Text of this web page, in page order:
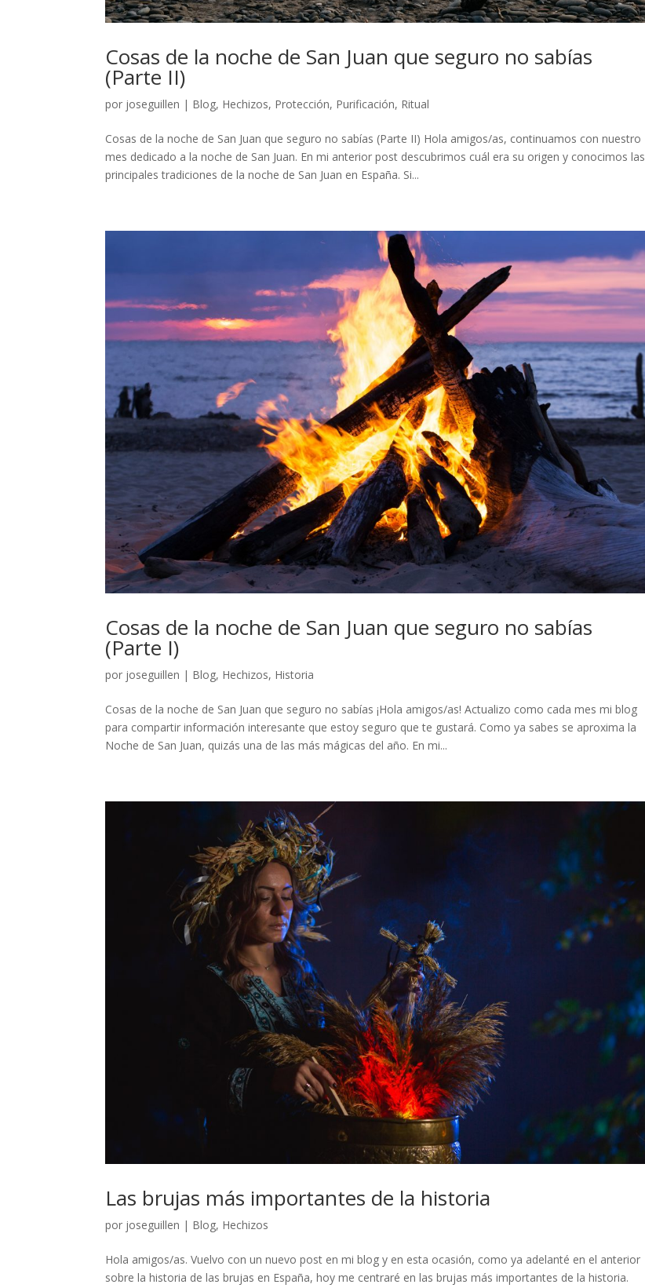
Cosas de la noche de San Juan que seguro no sabías
(Parte II)
por joseguillen | Blog, Hechizos, Protección, Purificación, Ritual
Cosas de la noche de San Juan que seguro no sabías (Parte II) Hola amigos/as, continuamos con nuestro
mes dedicado a la noche de San Juan. En mi anterior post descubrimos cuál era su origen y conocimos las
principales tradiciones de la noche de San Juan en España. Si...
Cosas de la noche de San Juan que seguro no sabías
(Parte I)
por joseguillen | Blog, Hechizos, Historia
Cosas de la noche de San Juan que seguro no sabías ¡Hola amigos/as! Actualizo como cada mes mi blog
para compartir información interesante que estoy seguro que te gustará. Como ya sabes se aproxima la
Noche de San Juan, quizás una de las más mágicas del año. En mi...
Las brujas más importantes de la historia
por joseguillen | Blog, Hechizos
Hola amigos/as. Vuelvo con un nuevo post en mi blog y en esta ocasión, como ya adelanté en el anterior
sobre la historia de las brujas en España, hoy me centraré en las brujas más importantes de la historia.